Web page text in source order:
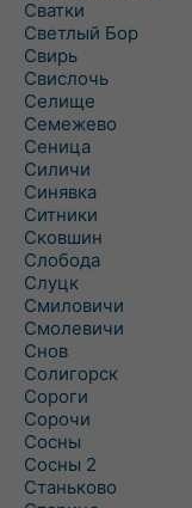
Сватки
Светлый Бор
Свирь
Свислочь
Селище
Семежево
Сеница
Силичи
Синявка
Ситники
Сковшин
Слобода
Слуцк
Смиловичи
Смолевичи
Снов
Солигорск
Сороги
Сорочи
Сосны
Сосны 2
Станьково